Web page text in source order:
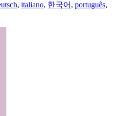
, italiano, 한국어 , português,